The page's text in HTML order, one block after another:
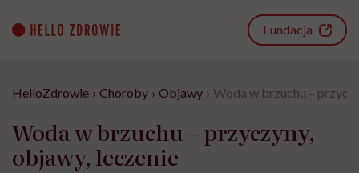
content
Fundacja
HelloZdrowie › Choroby › Objawy › Woda w brzuchu –
Woda w brzuchu – przyczyny,
objawy, leczenie